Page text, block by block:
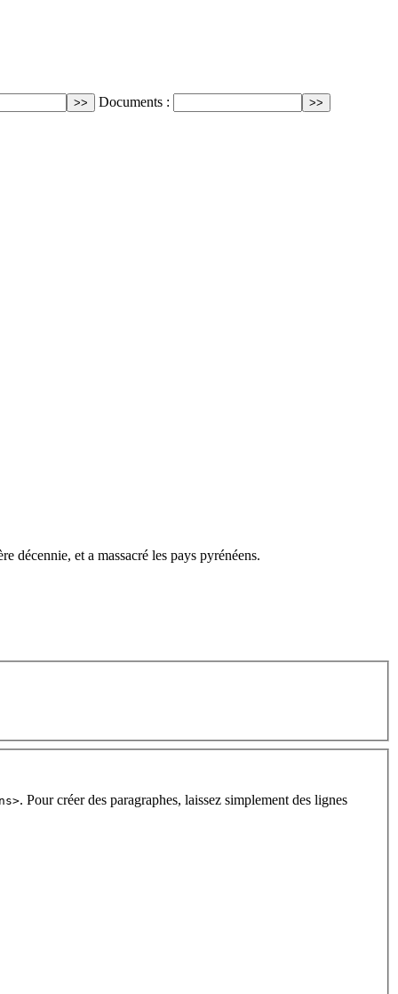
Documents :
décennie, et a massacré les pays pyrénéens.
. Pour créer des paragraphes, laissez simplement des lignes